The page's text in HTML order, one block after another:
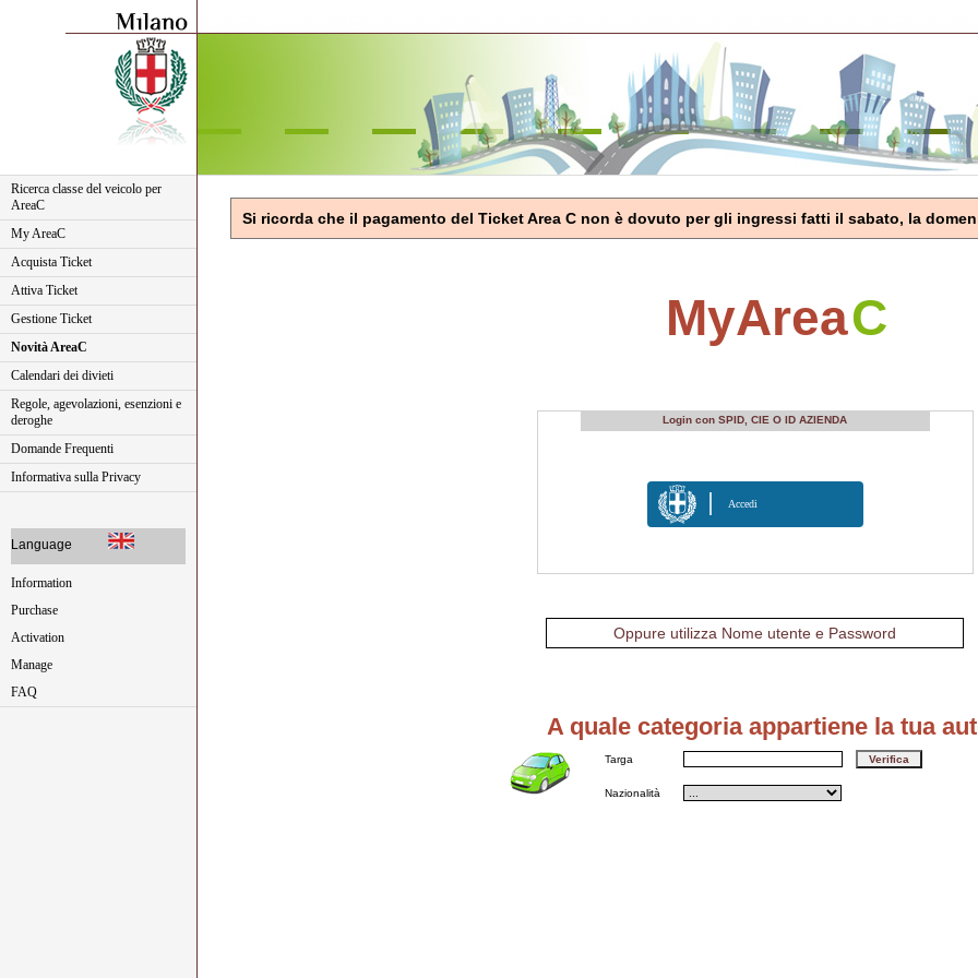
Ricerca classe del veicolo per
AreaC
My AreaC
Acquista Ticket
Attiva Ticket
Gestione Ticket
Novità AreaC
Calendari dei divieti
Regole, agevolazioni, esenzioni e
deroghe
Domande Frequenti
Informativa sulla Privacy
Language
Information
Purchase
Activation
Manage
FAQ
Si ricorda che il pagamento del Ticket Area C non è dovuto per gli ingressi fatti il sabato, la
MyAreaC
Login con SPID, CIE O ID AZIENDA
Accedi
Oppure utilizza Nome utente e Password
A quale categoria appartiene la tua
Targa
Nazionalità